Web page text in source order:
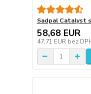
Sadpal Catalyst
58,68 EUR
47,71 EUR bez